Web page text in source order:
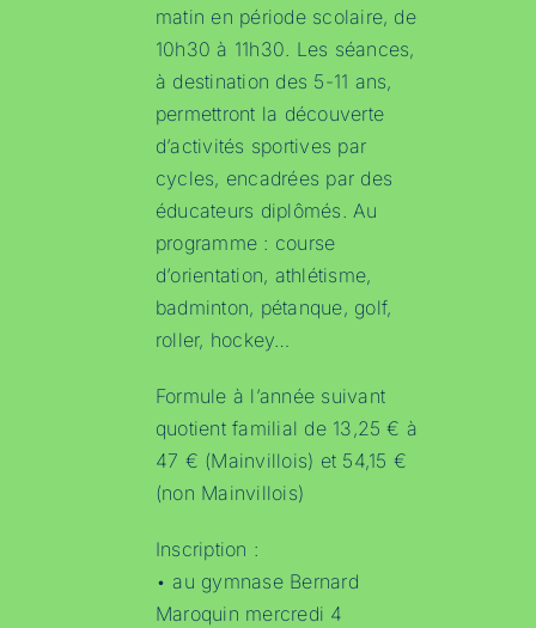
matin en période scolaire, de
10h30 à 11h30. Les séances,
à destination des 5-11 ans,
permettront la découverte
d’activités sportives par
cycles, encadrées par des
éducateurs diplômés. Au
programme : course
d’orientation, athlétisme,
badminton, pétanque, golf,
roller, hockey…
Formule à l’année suivant
quotient familial de 13,25 € à
47 € (Mainvillois) et 54,15 €
(non Mainvillois)
Inscription :
• au gymnase Bernard
Maroquin mercredi 4